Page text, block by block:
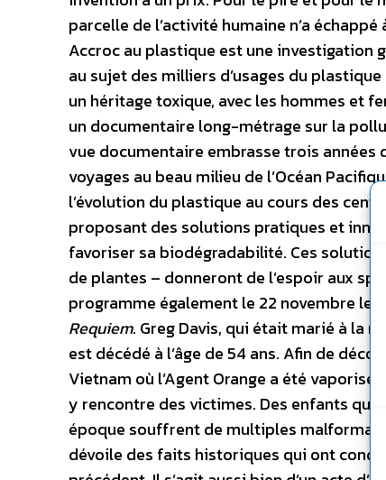
parcelle de l’activité humaine n’a
Accroc au plastique est une investigation
au sujet des milliers d’usages du
un héritage toxique, avec les hommes et
un documentaire long-métrage sur la
vue documentaire embrasse trois années
voyages au beau milieu de l’Océan
l’évolution du plastique au cours des
proposant des solutions pratiques et
favoriser sa biodégradabilité. Ces
de plantes – donneront de l’espoir aux
programme également le 22 novembre le
Requiem. Greg Davis, qui était marié à la
est décédé à l’âge de 54 ans. Afin de
Vietnam où l’Agent Orange a été vaporisé
y rencontre des victimes. Des enfants qui
époque souffrent de multiples
dévoile des faits historiques qui ont